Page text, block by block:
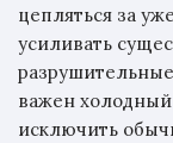
цепляться за
усиливать
важен
исключить